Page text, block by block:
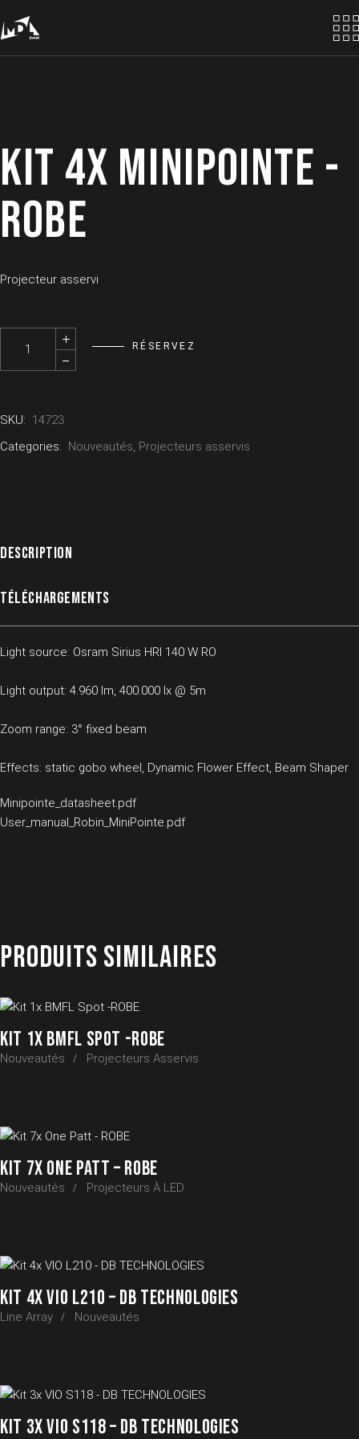
the
content
KIT 4X MINIPOINTE -
ROBE
Projecteur asservi
Kit 4x MiniPointe -ROBE quantity
RÉSERVEZ
SKU: 14723
Categories: Nouveautés, Projecteurs asservis
DESCRIPTION
TÉLÉCHARGEMENTS
Light source: Osram Sirius HRI 140 W RO
Light output: 4.960 lm, 400.000 lx @ 5m
Zoom range: 3° fixed beam
Effects: static gobo wheel, Dynamic Flower Effect, Beam Shaper
Minipointe_datasheet.pdf
User_manual_Robin_MiniPointe.pdf
PRODUITS SIMILAIRES
KIT 1X BMFL SPOT -ROBE
Nouveautés Projecteurs Asservis
KIT 7X ONE PATT – ROBE
Nouveautés Projecteurs À LED
KIT 4X VIO L210 – DB TECHNOLOGIES
Line Array Nouveautés
KIT 3X VIO S118 – DB TECHNOLOGIES